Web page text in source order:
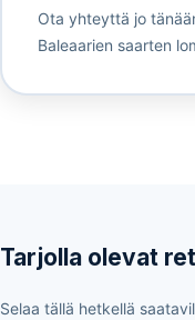
Ota yhteyttä jo
Baleaarien saarten
Tarjolla olevat
Selaa tällä hetkellä